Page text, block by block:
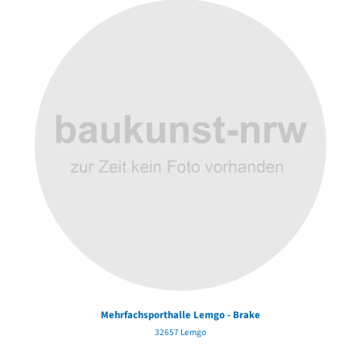
Mehrfachsporthalle Lemgo - Brake
32657 Lemgo